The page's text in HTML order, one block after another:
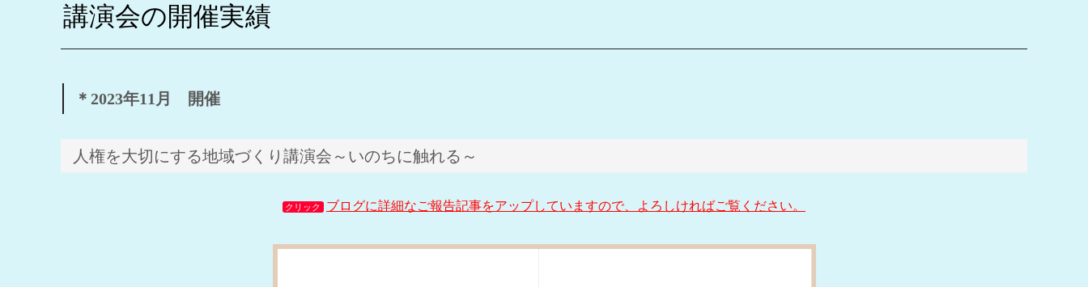
講演会の開催実績
＊2023年11月 開催
人権を大切にする地域づくり講演会～いのちに触れる～
クリック ブログに詳細なご報告記事をアップしていますので、よろしければご覧ください。